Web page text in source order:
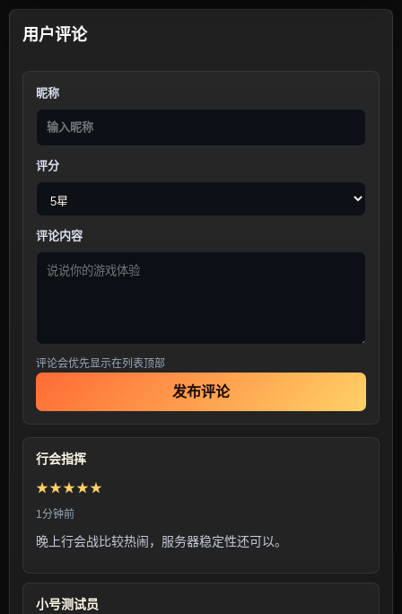
用户评论
昵称
评分
评论内容
评论会优先显示在列表顶部
发布评论
行会指挥
★★★★★
1分钟前
晚上行会战比较热闹，服务器稳定性还可以。
小号测试员